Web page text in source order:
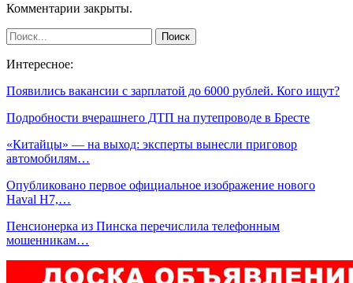
Комментарии закрыты.
Интересное:
Появились вакансии с зарплатой до 6000 рублей. Кого ищут?
Подробности вчерашнего ДТП на путепроводе в Бресте
«Китайцы» — на выход: эксперты вынесли приговор
автомобилям…
Опубликовано первое официальное изображение нового
Haval H7,…
Пенсионерка из Пинска перечислила телефонным
мошенникам…